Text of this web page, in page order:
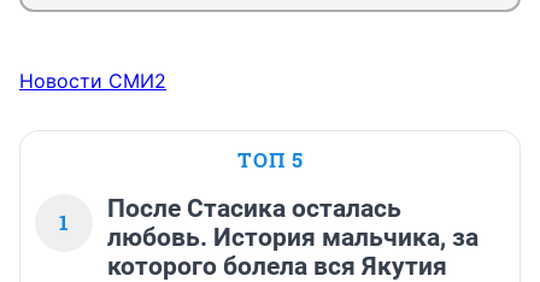
Новости СМИ2
ТОП 5
1
После Стасика осталась
любовь. История мальчика, за
которого болела вся Якутия